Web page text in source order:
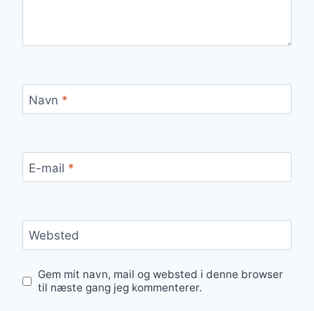
Navn *
E-mail *
Websted
Gem mit navn, mail og websted i denne browser
til næste gang jeg kommenterer.